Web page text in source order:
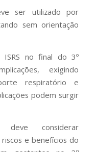
ser utilizado por
sem orientação
ISRS no final do 3º
exigindo
respiratório e
podem surgir
considerar
e benefícios do